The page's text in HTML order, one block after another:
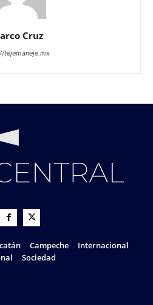
Cruz
tejemaneje.mx
Campeche
Internacional
Sociedad